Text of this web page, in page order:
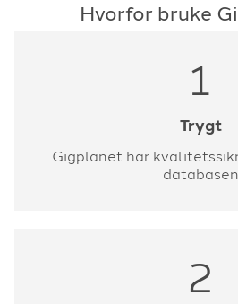
Hvorfor bruke
1
Trygt
Gigplanet har
databasen
2